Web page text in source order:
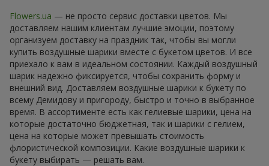
Flowers.ua — не просто сервис доставки цветов. Мы
доставляем нашим клиентам лучшие эмоции, поэтому
организуем доставку на праздник так, чтобы вы могли
купить воздушные шарики вместе с букетом цветов. И все
приехало к вам в идеальном состоянии. Каждый воздушный
шарик надежно фиксируется, чтобы сохранить форму и
внешний вид. Доставляем воздушные шарики к букету по
всему Демидову и пригороду, быстро и точно в выбранное
время. В ассортименте есть как гелиевые шарики, цена на
которые достаточно бюджетная, так и шарики с гелием,
цена на которые может превышать стоимость
флористической композиции. Какие воздушные шарики к
букету выбирать — решать вам.